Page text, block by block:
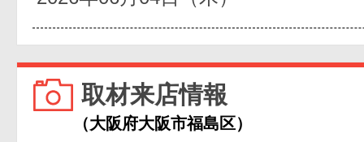
取材来店情報
（大阪府大阪市福島区）